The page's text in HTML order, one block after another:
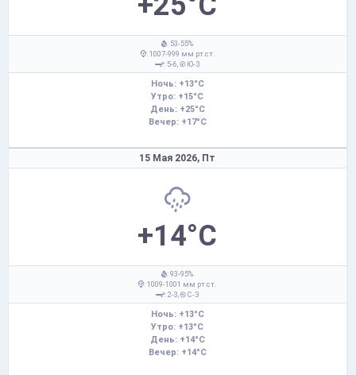
: 53-55%
: 1007-999 мм рт.ст.
: 5-6,
Ю-З
Ночь: +13°C
Утро: +15°C
День: +25°C
Вечер: +17°C
15 Мая 2026, Пт
+14°C
: 93-95%
: 1009-1001 мм рт.ст.
: 2-3,
С-З
Ночь: +13°C
Утро: +13°C
День: +14°C
Вечер: +14°C